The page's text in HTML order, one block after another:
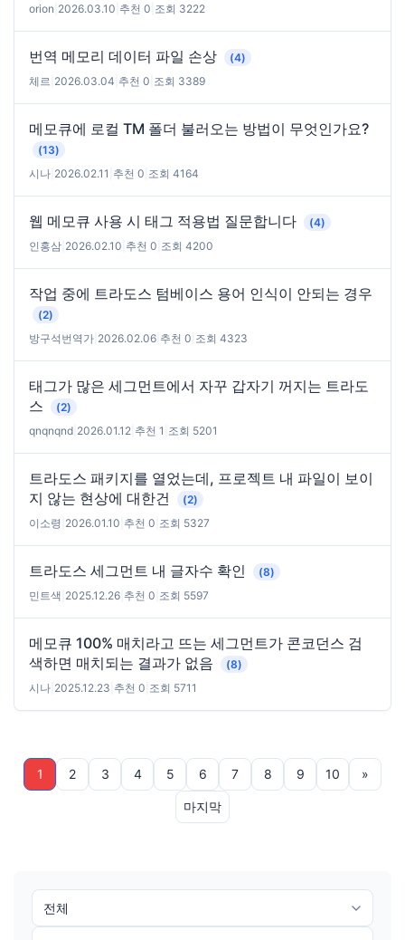
orion 2026.03.10 추천 0 조회 3222
번역 메모리 데이터 파일 손상
(4)
체르 2026.03.04 추천 0 조회 3389
메모큐에 로컬 TM 폴더 불러오는 방법이 무엇인가요?
(13)
시나 2026.02.11 추천 0 조회 4164
웹 메모큐 사용 시 태그 적용법 질문합니다
(4)
인홍삼 2026.02.10 추천 0 조회 4200
작업 중에 트라도스 텀베이스 용어 인식이 안되는 경우
(2)
방구석번역가 2026.02.06 추천 0 조회 4323
태그가 많은 세그먼트에서 자꾸 갑자기 꺼지는 트라도
스
(2)
qnqnqnd 2026.01.12 추천 1 조회 5201
트라도스 패키지를 열었는데, 프로젝트 내 파일이 보이
지 않는 현상에 대한건
(2)
이소령 2026.01.10 추천 0 조회 5327
트라도스 세그먼트 내 글자수 확인
(8)
민트색 2025.12.26 추천 0 조회 5597
메모큐 100% 매치라고 뜨는 세그먼트가 콘코던스 검
색하면 매치되는 결과가 없음
(8)
시나 2025.12.23 추천 0 조회 5711
1 2 3 4 5 6 7 8 9 10 »
마지막